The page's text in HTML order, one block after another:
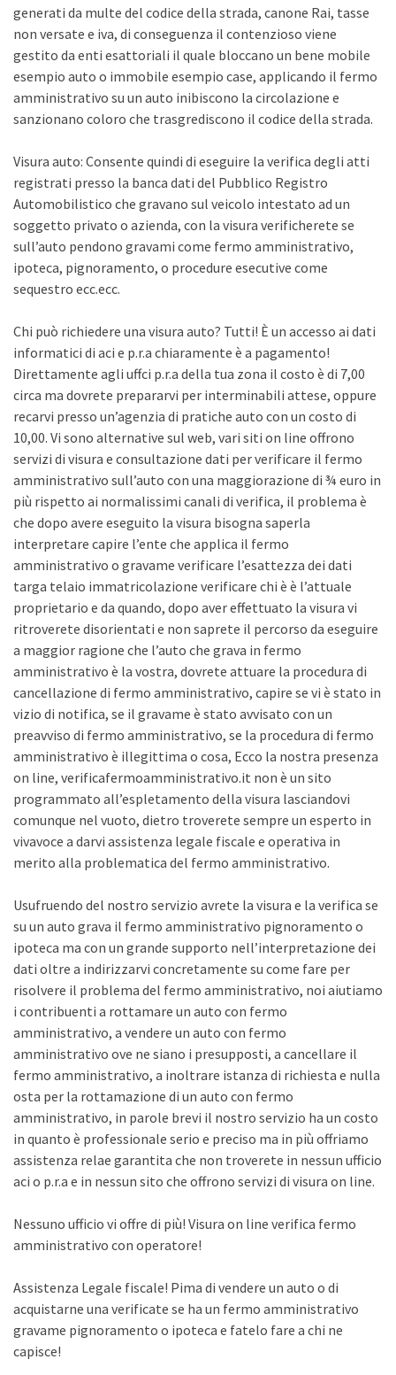
generati da multe del codice della strada, canone Rai, tasse
non versate e iva, di conseguenza il contenzioso viene
gestito da enti esattoriali il quale bloccano un bene mobile
esempio auto o immobile esempio case, applicando il fermo
amministrativo su un auto inibiscono la circolazione e
sanzionano coloro che trasgrediscono il codice della strada.
Visura auto: Consente quindi di eseguire la verifica degli atti
registrati presso la banca dati del Pubblico Registro
Automobilistico che gravano sul veicolo intestato ad un
soggetto privato o azienda, con la visura verificherete se
sull’auto pendono gravami come fermo amministrativo,
ipoteca, pignoramento, o procedure esecutive come
sequestro ecc.ecc.
Chi può richiedere una visura auto? Tutti! È un accesso ai dati
informatici di aci e p.r.a chiaramente è a pagamento!
Direttamente agli uffci p.r.a della tua zona il costo è di 7,00
circa ma dovrete prepararvi per interminabili attese, oppure
recarvi presso un’agenzia di pratiche auto con un costo di
10,00. Vi sono alternative sul web, vari siti on line offrono
servizi di visura e consultazione dati per verificare il fermo
amministrativo sull’auto con una maggiorazione di ¾ euro in
più rispetto ai normalissimi canali di verifica, il problema è
che dopo avere eseguito la visura bisogna saperla
interpretare capire l’ente che applica il fermo
amministrativo o gravame verificare l’esattezza dei dati
targa telaio immatricolazione verificare chi è è l’attuale
proprietario e da quando, dopo aver effettuato la visura vi
ritroverete disorientati e non saprete il percorso da eseguire
a maggior ragione che l’auto che grava in fermo
amministrativo è la vostra, dovrete attuare la procedura di
cancellazione di fermo amministrativo, capire se vi è stato in
vizio di notifica, se il gravame è stato avvisato con un
preavviso di fermo amministrativo, se la procedura di fermo
amministrativo è illegittima o cosa, Ecco la nostra presenza
on line, verificafermoamministrativo.it non è un sito
programmato all’espletamento della visura lasciandovi
comunque nel vuoto, dietro troverete sempre un esperto in
vivavoce a darvi assistenza legale fiscale e operativa in
merito alla problematica del fermo amministrativo.
Usufruendo del nostro servizio avrete la visura e la verifica se
su un auto grava il fermo amministrativo pignoramento o
ipoteca ma con un grande supporto nell’interpretazione dei
dati oltre a indirizzarvi concretamente su come fare per
risolvere il problema del fermo amministrativo, noi aiutiamo
i contribuenti a rottamare un auto con fermo
amministrativo, a vendere un auto con fermo
amministrativo ove ne siano i presupposti, a cancellare il
fermo amministrativo, a inoltrare istanza di richiesta e nulla
osta per la rottamazione di un auto con fermo
amministrativo, in parole brevi il nostro servizio ha un costo
in quanto è professionale serio e preciso ma in più offriamo
assistenza relae garantita che non troverete in nessun ufficio
aci o p.r.a e in nessun sito che offrono servizi di visura on line.
Nessuno ufficio vi offre di più! Visura on line verifica fermo
amministrativo con operatore!
Assistenza Legale fiscale! Pima di vendere un auto o di
acquistarne una verificate se ha un fermo amministrativo
gravame pignoramento o ipoteca e fatelo fare a chi ne
capisce!